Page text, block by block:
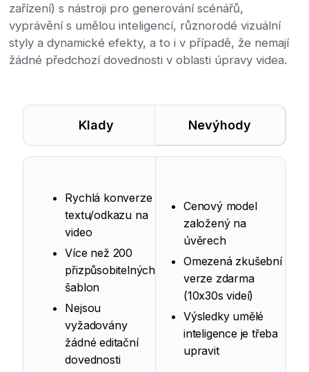
zařízení) s nástroji pro generování scénářů,
vyprávění s umělou inteligencí, různorodé vizuální
styly a dynamické efekty, a to i v případě, že nemají
žádné předchozí dovednosti v oblasti úpravy videa.
Klady Nevýhody
Rychlá konverze
textu/odkazu na
video
Více než 200
přizpůsobitelných
šablon
Nejsou
vyžadovány
žádné editační
dovednosti
Cenový model
založený na
úvěrech
Omezená zkušební
verze zdarma
(10x30s videí)
Výsledky umělé
inteligence je třeba
upravit